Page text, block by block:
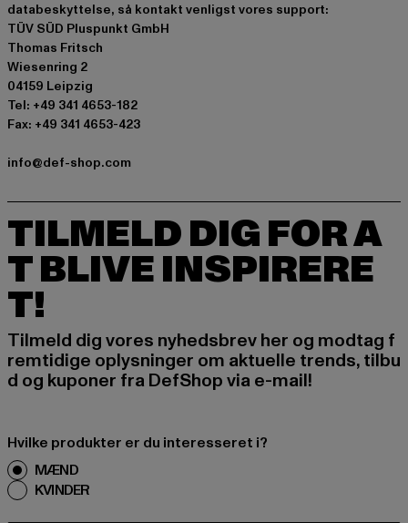
databeskyttelse, så kontakt venligst vores support:
TÜV SÜD Pluspunkt GmbH
Thomas Fritsch
Wiesenring 2
04159 Leipzig
Tel: +49 341 4653-182
Fax: +49 341 4653-423
info@def-shop.com
TILMELD DIG FOR A
T BLIVE INSPIRERE
T!
Tilmeld dig vores nyhedsbrev her og modtag f
remtidige oplysninger om aktuelle trends, tilbu
d og kuponer fra DefShop via e-mail!
Hvilke produkter er du interesseret i?
MÆND
KVINDER